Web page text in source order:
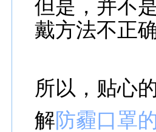
但是，并不
戴方法不正
所以，贴心
解防霾口罩